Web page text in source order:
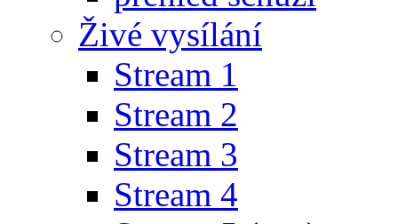
Živé vysílání
Stream 1
Stream 2
Stream 3
Stream 4